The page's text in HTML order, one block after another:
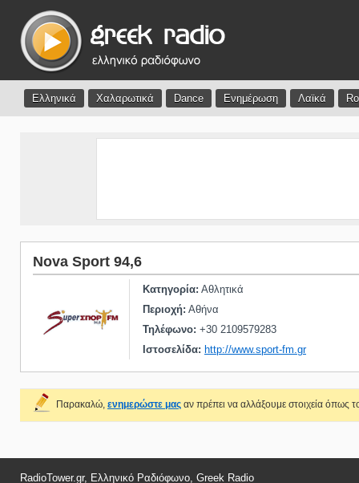
Ελληνικά Χαλαρωτικά Dance Ενημέρωση Λαϊκά
Nova Sport 94,6
Κατηγορία: Αθλητικά
Περιοχή: Αθήνα
Τηλέφωνο: +30 2109579283
Ιστοσελίδα: http://www.sport-fm.gr
Παρακαλώ, ενημερώστε μας αν πρέπει να αλλάξουμε στοιχεία όπως
RadioTower.gr, Ελληνικό Ραδιόφωνο, Greek Radio